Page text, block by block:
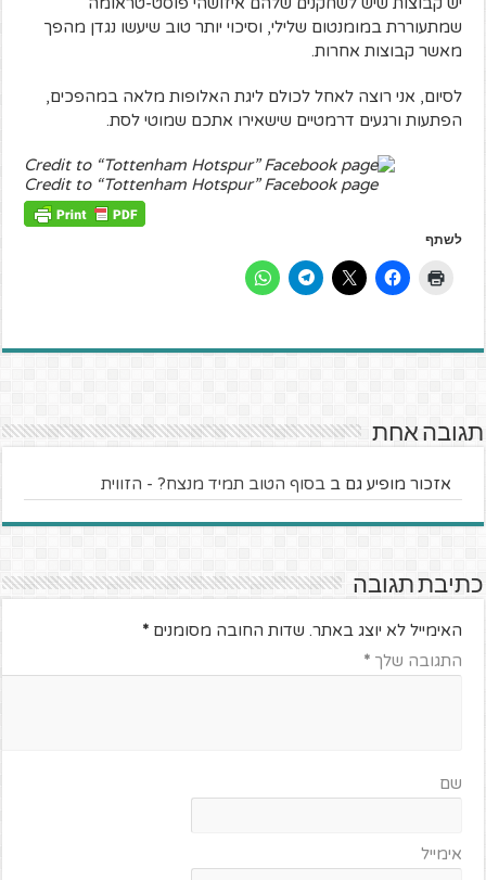
שמתעוררת במומנטום שלילי, וסיכוי יותר טוב שיעשו נגדן מהפך
מאשר קבוצות אחרות.
לסיום, אני רוצה לאחל לכולם ליגת האלופות מלאה במהפכים,
הפתעות ורגעים דרמטיים שישאירו אתכם שמוטי לסת.
Credit to “Tottenham Hotspur” Facebook page
לשתף
תגובה אחת
אזכור מופיע גם בבסוף הטוב תמיד מנצח? - הזווית
כתיבת תגובה
האימייל לא יוצג באתר. שדות החובה מסומנים*
התגובה שלך*
שם
אימייל